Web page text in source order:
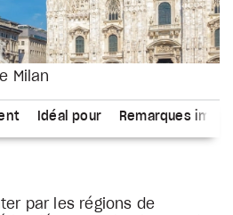
Milan
Idéal pour Remarques
par les régions de